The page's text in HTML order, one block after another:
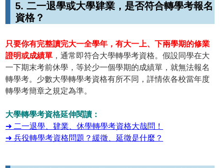
5. 二一退學或大學肄業，是否符合轉學考報名
資格？
只要你有完整讀完大一全學年，有大一上、下兩學期的修業
證明或成績單 ，通常即符合大學轉學考資格。假設同學在大
一下期末考前休學，等於少一個學期的成績單，就無法報名
轉學考。少數大學轉學考資格有所不同，詳情依各校當年度
轉學考簡章之規定為準。
大學轉學考資格延伸閱讀：
➜ 二一退學、肄業、休學轉學考資格大哉問！
➜ 兵役轉學考資格問題？緩徵、延徵是什麼？